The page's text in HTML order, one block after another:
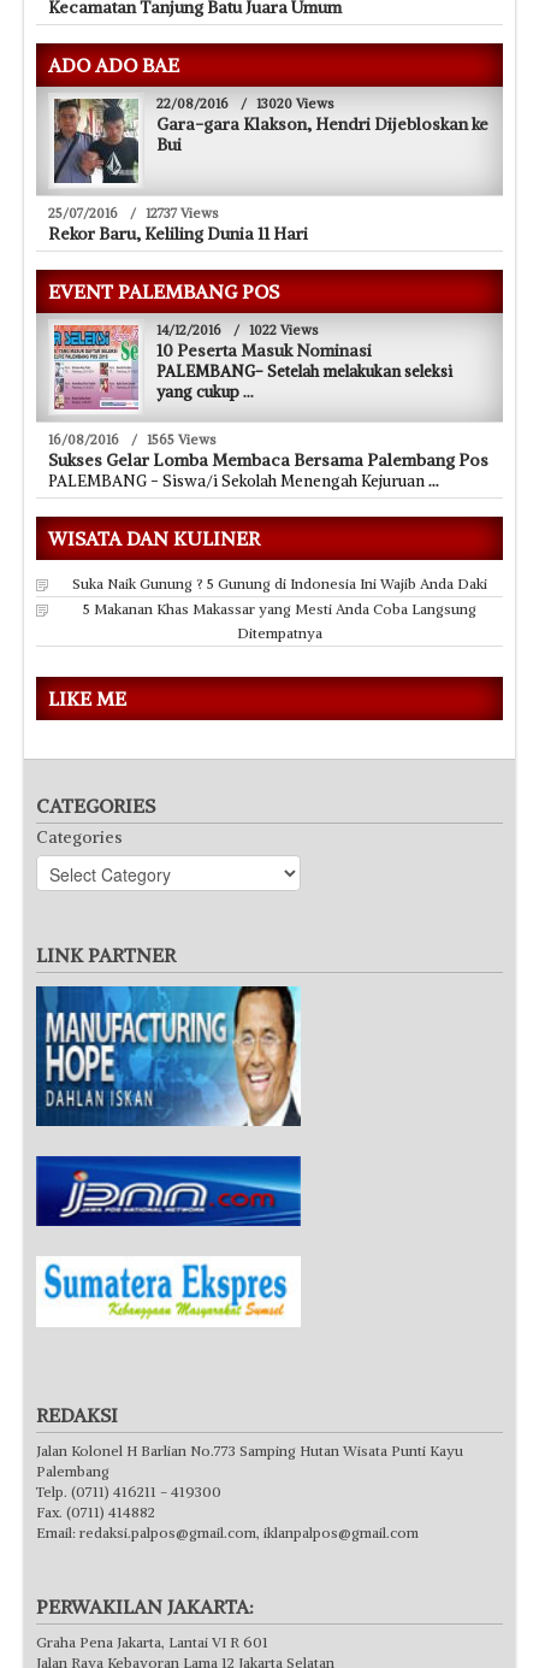
Kecamatan Tanjung Batu Juara Umum
ADO ADO BAE
22/08/2016 / 13020 Views
Gara-gara Klakson, Hendri Dijebloskan ke
Bui
25/07/2016 / 12737 Views
Rekor Baru, Keliling Dunia 11 Hari
EVENT PALEMBANG POS
14/12/2016 / 1022 Views
10 Peserta Masuk Nominasi
PALEMBANG- Setelah melakukan seleksi
yang cukup...
16/08/2016 / 1565 Views
Sukses Gelar Lomba Membaca Bersama Palembang Pos
PALEMBANG - Siswa/i Sekolah Menengah Kejuruan...
WISATA DAN KULINER
Suka Naik Gunung ? 5 Gunung di Indonesia Ini Wajib Anda Daki
5 Makanan Khas Makassar yang Mesti Anda Coba Langsung
Ditempatnya
LIKE ME
CATEGORIES
Categories
LINK PARTNER
REDAKSI
Jalan Kolonel H Barlian No.773 Samping Hutan Wisata Punti Kayu
Palembang
Telp. (0711) 416211 - 419300
Fax. (0711) 414882
Email: redaksi.palpos@gmail.com, iklanpalpos@gmail.com
PERWAKILAN JAKARTA:
Graha Pena Jakarta, Lantai VI R 601
Jalan Raya Kebayoran Lama 12 Jakarta Selatan